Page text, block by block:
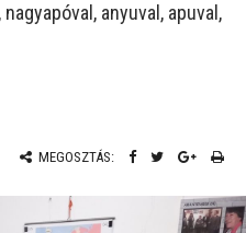
anyuval, apuval,
MEGOSZTÁS: